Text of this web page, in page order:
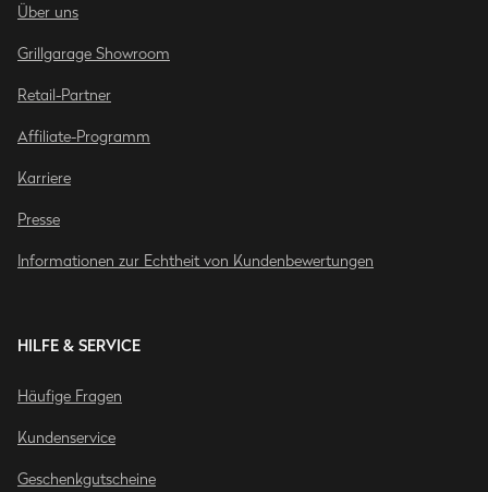
Über uns
Grillgarage Showroom
Retail-Partner
Affiliate-Programm
Karriere
Presse
Informationen zur Echtheit von Kundenbewertungen
HILFE & SERVICE
Häufige Fragen
Kundenservice
Geschenkgutscheine